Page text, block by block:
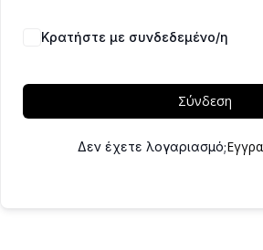
Κρατήστε με συνδεδεμένο/η
Σύνδεση
Δεν έχετε λογαριασμό;